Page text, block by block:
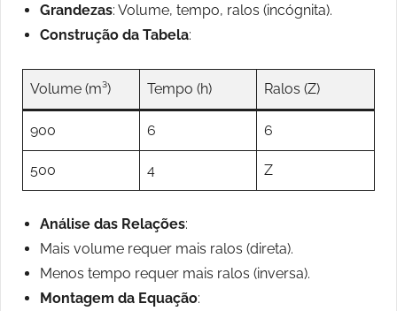
Grandezas: Volume, tempo, ralos (incógnita).
Construção da Tabela:
Volume (m³) Tempo (h) Ralos (Z)
900 6 6
500 4 Z
Análise das Relações:
Mais volume requer mais ralos (direta).
Menos tempo requer mais ralos (inversa).
Montagem da Equação: